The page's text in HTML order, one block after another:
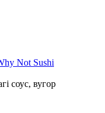
соус, вугор